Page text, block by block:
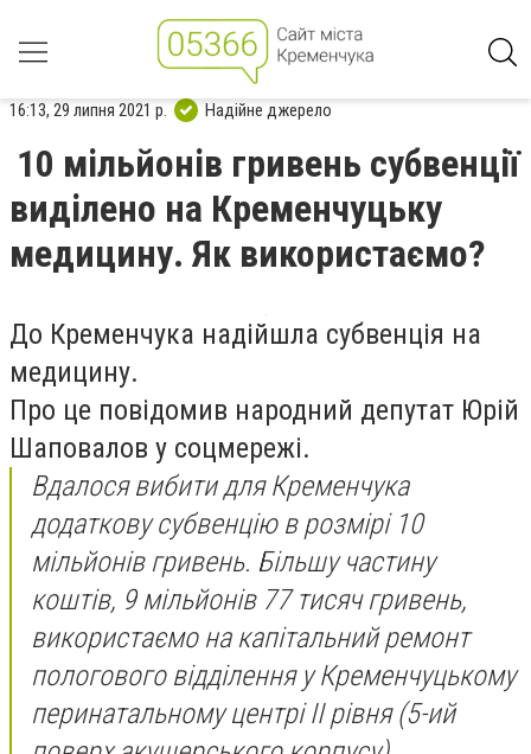
16:13, 29 липня 2021 р. Надійне джерело
10 мільйонів гривень субвенції
виділено на Кременчуцьку
медицину. Як використаємо?
До Кременчука надійшла субвенція на
медицину.
Про це повідомив народний депутат Юрій
Шаповалов у соцмережі.
Вдалося вибити для Кременчука
додаткову субвенцію в розмірі 10
мільйонів гривень. Більшу частину
коштів, 9 мільйонів 77 тисяч гривень,
використаємо на капітальний ремонт
пологового відділення у Кременчуцькому
перинатальному центрі ІІ рівня (5-ий